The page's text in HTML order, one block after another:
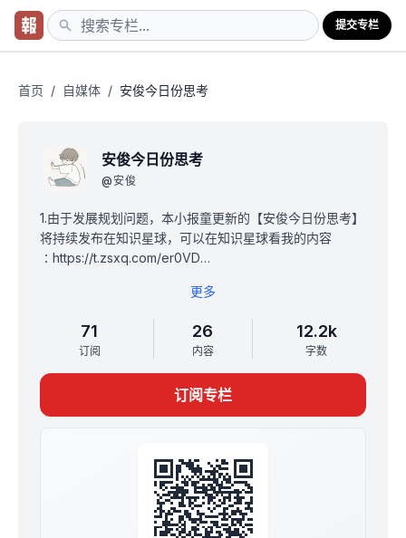
提交专栏
首页 / 自媒体 / 安俊今日份思考
安俊今日份思考
@安俊
1.由于发展规划问题，本小报童更新的【安俊今日份思考】
将持续发布在知识星球，可以在知识星球看我的内容
∶https://t.zsxq.com/er0VD
更多
71
订阅
26
内容
12.2k
字数
订阅专栏